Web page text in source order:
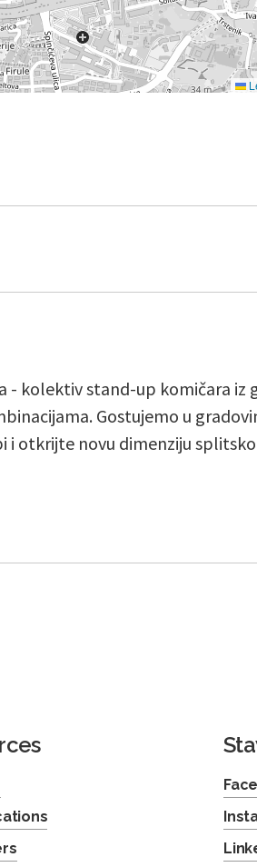
- kolektiv stand-up komičara iz
Gostujemo u
i otkrijte novu dimenziju